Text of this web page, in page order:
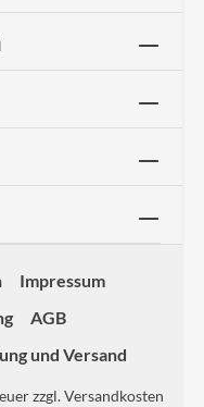
Impressum
AGB
und Versand
zzgl.Versandkosten